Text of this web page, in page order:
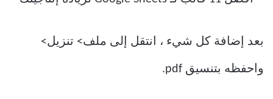
بعد إضافة كل شيء ، انتقل إلى ملف> تنزيل>
واحفظه بتنسيق pdf.